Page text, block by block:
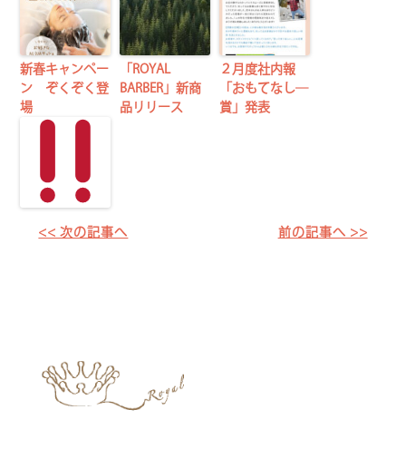
新春キャンペー
ン ぞくぞく登
場
「ROYAL
BARBER」新商
品リリース
２月度社内報
「おもてなし―
賞」発表
<< 次の記事へ 前の記事へ >>